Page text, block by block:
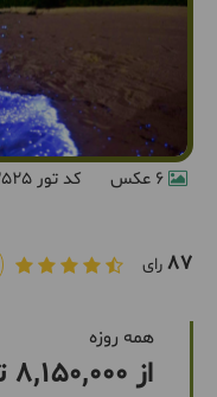
کد تور 3525
87 رای
همه روزه
از 8,150,000 تومان